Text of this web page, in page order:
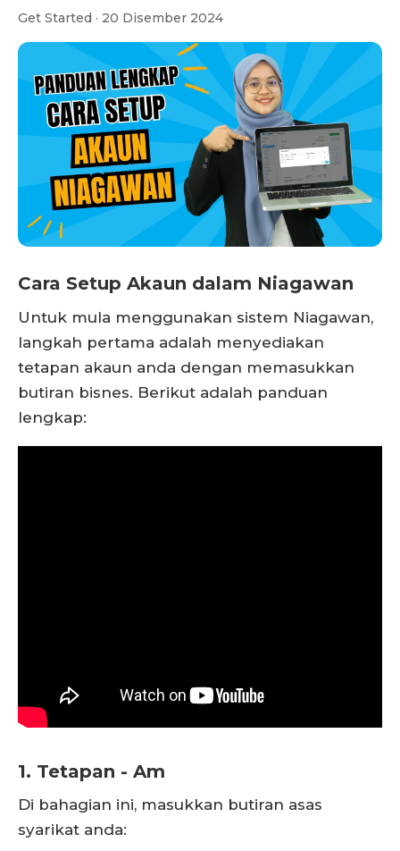
Get Started · 20 Disember 2024
Cara Setup Akaun dalam Niagawan
Untuk mula menggunakan sistem Niagawan,
langkah pertama adalah menyediakan
tetapan akaun anda dengan memasukkan
butiran bisnes. Berikut adalah panduan
lengkap:
1. Tetapan - Am
Di bahagian ini, masukkan butiran asas
syarikat anda: